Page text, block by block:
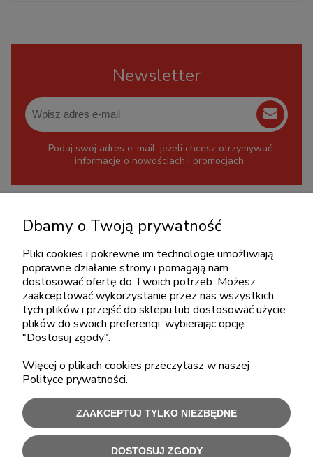
Newsletter
Podaj swój adres e-mail, jeżeli chcesz otrzymywać
informacje o nowościach i promocjach.
+48 717345566
pon.-piąt.: 08:00-16:00
sklep@cebit.pl
ZAKUPY
POMOC
MOJE KONTO
INFORMACJE
Dbamy o Twoją prywatność
Pliki cookies i pokrewne im technologie umożliwiają
poprawne działanie strony i pomagają nam
dostosować ofertę do Twoich potrzeb. Możesz
zaakceptować wykorzystanie przez nas wszystkich
tych plików i przejść do sklepu lub dostosować użycie
plików do swoich preferencji, wybierając opcję
"Dostosuj zgody".
Więcej o plikach cookies przeczytasz w naszej
Polityce prywatności.
ZAAKCEPTUJ TYLKO NIEZBĘDNE
DOSTOSUJ ZGODY